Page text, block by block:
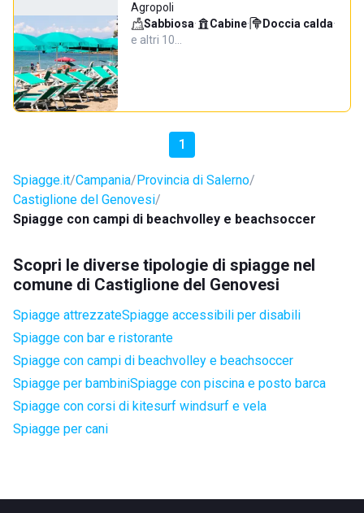
Agropoli
Sabbiosa· Cabine· Doccia calda·
e altri 10…
1
Spiagge.it Campania Provincia di Salerno
Castiglione del Genovesi
Spiagge con campi di beachvolley e beachsoccer
Scopri le diverse tipologie di spiagge nel
comune di Castiglione del Genovesi
Spiagge attrezzateSpiagge accessibili per disabili
Spiagge con bar e ristorante
Spiagge con campi di beachvolley e beachsoccer
Spiagge per bambiniSpiagge con piscina e posto barca
Spiagge con corsi di kitesurf windsurf e vela
Spiagge per cani